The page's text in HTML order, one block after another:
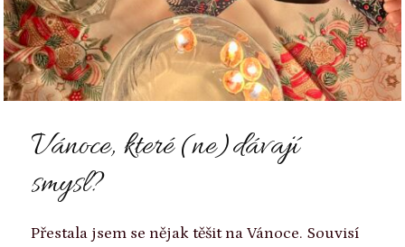
Vánoce, které (ne)dávají
smysl?
Přestala jsem se nějak těšit na Vánoce. Souvisí